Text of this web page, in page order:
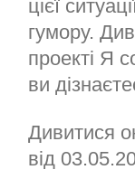
цієї
гумору.
проекті Я
ви
Дивитися
від